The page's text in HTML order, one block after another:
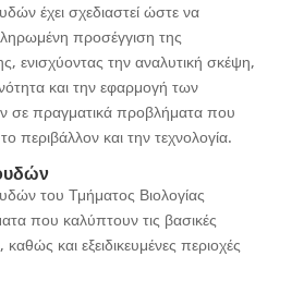
έχει σχεδιαστεί ώστε να
προσέγγιση της
ενισχύοντας την αναλυτική σκέψη,
και την εφαρμογή των
σε πραγματικά προβλήματα που
περιβάλλον και την τεχνολογία.
του Τμήματος Βιολογίας
που καλύπτουν τις βασικές
και εξειδικευμένες περιοχές